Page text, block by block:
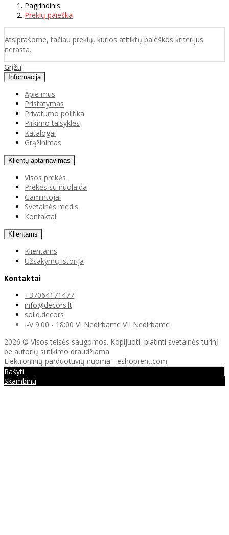
Pagrindinis
Prekių paieška
Atsiprašome, tačiau prekių, kurios atitiktų paieškos kriterijus
nerasta.
Grįžti
Informacija
Apie mus
Pristatymas
Privatumo politika
Pirkimo taisyklės
Katalogai
Grąžinimas
Klientų aptarnavimas
Visos prekės
Prekės su nuolaida
Gamintojai
Svetainės medis
Kontaktai
Klientams
Klientams
Užsakymų istorija
Kontaktai
+37064171477
info@decors.lt
solid.decors
I-V 9:00 - 18:00 VI Nedirbame VII Nedirbame
2026 © Visos teisės saugomos. Kopijuoti, platinti svetainės turinį
be autorių sutikimo draudžiama.
Elektroninių parduotuvių nuoma - eshoprent.com
Rašyti
Skambinti